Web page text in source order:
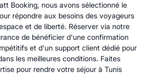
Booking, nous avons sélectionné le
répondre aux besoins des voyageurs
et de liberté. Réserver via notre
de bénéficier d'une confirmation
et d'un support client dédié pour
les meilleures conditions. Faites
pour rendre votre séjour à Tunis